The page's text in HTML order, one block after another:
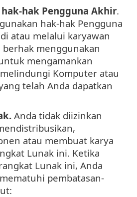
hak Pengguna Akhir.
hak-hak Pengguna
atau melalui karyawan
berhak menggunakan
mengamankan
Komputer atau
telah Anda dapatkan
Anda tidak diizinkan
atau membuat karya
Lunak ini. Ketika
Lunak ini, Anda
pembatasan-